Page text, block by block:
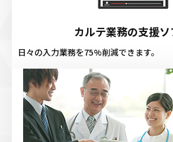
カルテ業務の支援ソ
日々の入力業務を75%削減できます。